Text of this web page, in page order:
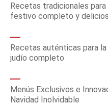
Recetas tradicionales
festivo completo y
Recetas auténticas para
judío completo
Menús Exclusivos e
Navidad Inolvidable